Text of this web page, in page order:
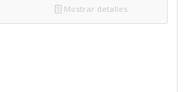
Mostrar detalles